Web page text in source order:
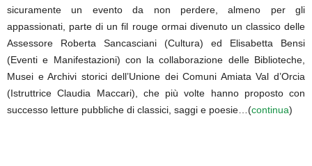
sicuramente un evento da non perdere, almeno per gli
appassionati, parte di un fil rouge ormai divenuto un classico delle
Assessore Roberta Sancasciani (Cultura) ed Elisabetta Bensi
(Eventi e Manifestazioni) con la collaborazione delle Biblioteche,
Musei e Archivi storici dell’Unione dei Comuni Amiata Val d’Orcia
(Istruttrice Claudia Maccari), che più volte hanno proposto con
successo letture pubbliche di classici, saggi e poesie…(continua)